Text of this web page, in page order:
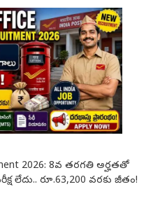
2026: 8వ తరగతి అర్హతతో
లేదు.. రూ.63,200 వరకు జీతం!